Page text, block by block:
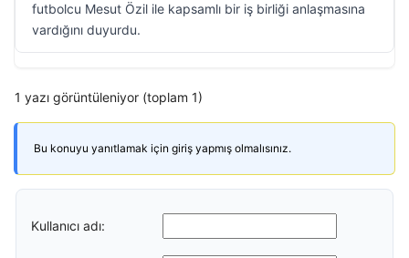
futbolcu Mesut Özil ile kapsamlı bir iş birliği anlaşmasına
vardığını duyurdu.
1 yazı görüntüleniyor (toplam 1)
Bu konuyu yanıtlamak için giriş yapmış olmalısınız.
Kullanıcı adı: